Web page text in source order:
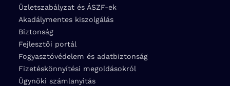
Üzletszabályzat és ÁSZF-ek
Akadálymentes kiszolgálás
Biztonság
Fejlesztői portál
Fogyasztóvédelem és adatbiztonság
Fizetéskönnyítési megoldásokról
Ügynöki számlanyitás